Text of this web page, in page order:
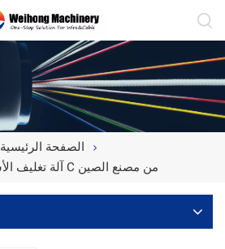
الصفحة الرئيسية
آلة تغليف الأسلاك من النوع C من مصنع الصين